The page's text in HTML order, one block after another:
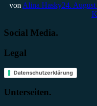
von Alina Hasky24. August
Social Media.
Legal
Datenschutzerklärung
Unterseiten.